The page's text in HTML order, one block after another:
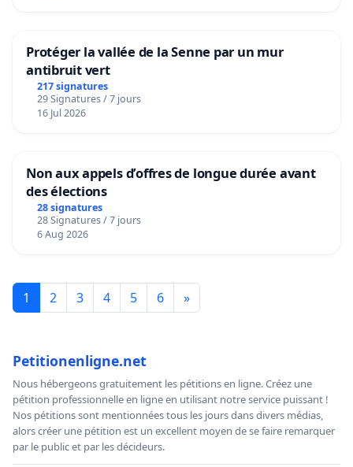
Protéger la vallée de la Senne par un mur
antibruit vert
217 signatures
29 Signatures / 7 jours
16 Jul 2026
Non aux appels d’offres de longue durée avant
des élections
28 signatures
28 Signatures / 7 jours
6 Aug 2026
1 2 3 4 5 6 »
Petitionenligne.net
Nous hébergeons gratuitement les pétitions en ligne. Créez une
pétition professionnelle en ligne en utilisant notre service puissant !
Nos pétitions sont mentionnées tous les jours dans divers médias,
alors créer une pétition est un excellent moyen de se faire remarquer
par le public et par les décideurs.